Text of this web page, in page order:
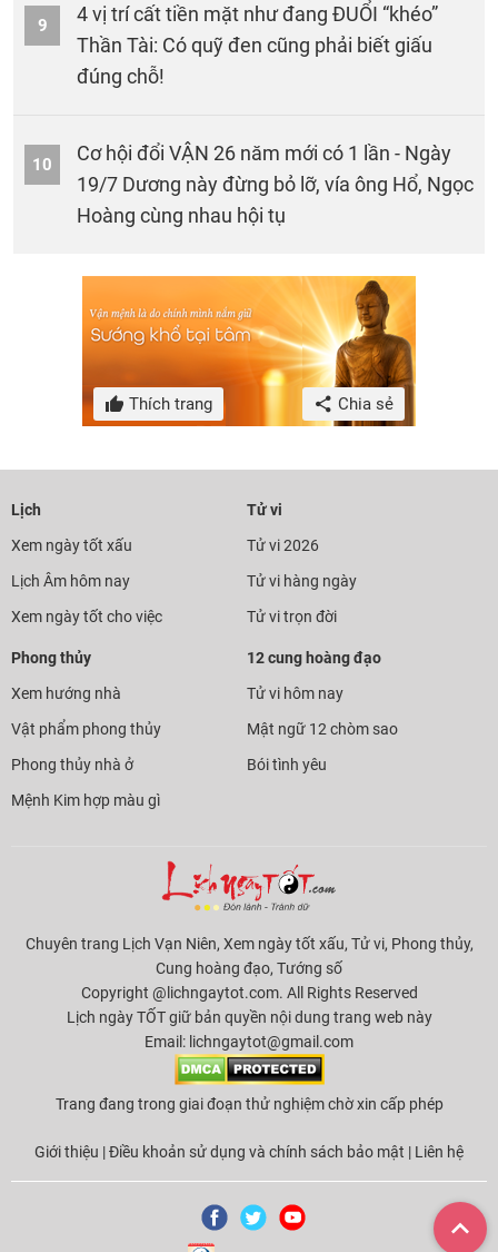
9
4 vị trí cất tiền mặt như đang ĐUỔI “khéo”
Thần Tài: Có quỹ đen cũng phải biết giấu
đúng chỗ!
10
Cơ hội đổi VẬN 26 năm mới có 1 lần - Ngày
19/7 Dương này đừng bỏ lỡ, vía ông Hổ, Ngọc
Hoàng cùng nhau hội tụ
Thích trang Chia sẻ
Lịch
Xem ngày tốt xấu
Lịch Âm hôm nay
Xem ngày tốt cho việc
Tử vi
Tử vi 2026
Tử vi hàng ngày
Tử vi trọn đời
Phong thủy
Xem hướng nhà
Vật phẩm phong thủy
Phong thủy nhà ở
Mệnh Kim hợp màu gì
12 cung hoàng đạo
Tử vi hôm nay
Mật ngữ 12 chòm sao
Bói tình yêu
Chuyên trang Lịch Vạn Niên, Xem ngày tốt xấu, Tử vi, Phong thủy,
Cung hoàng đạo, Tướng số
Copyright @lichngaytot.com. All Rights Reserved
Lịch ngày TỐT giữ bản quyền nội dung trang web này
Email: lichngaytot@gmail.com
Trang đang trong giai đoạn thử nghiệm chờ xin cấp phép
Giới thiệu |Điều khoản sử dụng và chính sách bảo mật | Liên hệ